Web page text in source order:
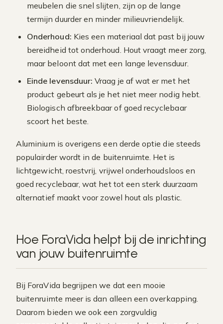
meubelen die snel slijten, zijn op de lange
termijn duurder en minder milieuvriendelijk.
Onderhoud: Kies een materiaal dat past bij jouw
bereidheid tot onderhoud. Hout vraagt meer zorg,
maar beloont dat met een lange levensduur.
Einde levensduur: Vraag je af wat er met het
product gebeurt als je het niet meer nodig hebt.
Biologisch afbreekbaar of goed recyclebaar
scoort het beste.
Aluminium is overigens een derde optie die steeds
populairder wordt in de buitenruimte. Het is
lichtgewicht, roestvrij, vrijwel onderhoudsloos en
goed recyclebaar, wat het tot een sterk duurzaam
alternatief maakt voor zowel hout als plastic.
Hoe ForaVida helpt bij de inrichting
van jouw buitenruimte
Bij ForaVida begrijpen we dat een mooie
buitenruimte meer is dan alleen een overkapping.
Daarom bieden we ook een zorgvuldig